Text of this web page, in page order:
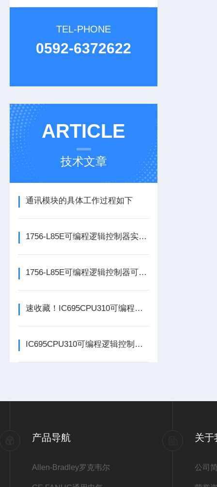
TEL-PHONE
0592-6372622
ARTICLE
技术文章
通讯模块的具体工作过程如下
1756-L85E可编程逻辑控制器实操应用常见问题分析及解决方法探讨
1756-L85E可编程逻辑控制器可满足多行业自动化精准控制需求
速收藏！IC695CPU310可编程逻辑控制器常见故障的解决方法分享
IC695CPU310可编程逻辑控制器在各行业中具体应用分享
产品导航
Allen-Bradley罗克韦尔
关于
公司